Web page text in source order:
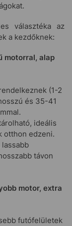
választéka az
a kezdőknek:
motorral, alap
(1-2
és 35-41
ideális
otthon edzeni.
távon
motor, extra
futófelületek